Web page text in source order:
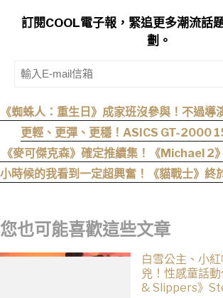
訂閱COOL電子報，緊追更多潮流話
劃。
《蜘蛛人：重生日》成家班沒參與！不過導
有來片場」
更輕、更彈、更穩！ASICS GT-2000
《麥可傑克森》確定推續集！《Michael 2
上映時間曝光
小時候的我看到一定超興奮！《貓戰士》終
您也可能喜歡這些文章
白雪公主、小
兇！性感童話
& Slippers》